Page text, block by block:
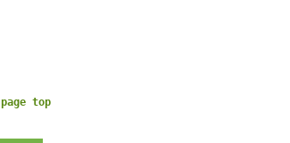
page top